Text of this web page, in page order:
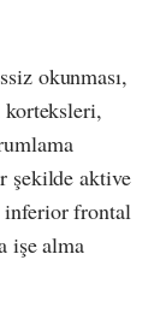
okunması,
şekilde aktive
frontal
işe alma